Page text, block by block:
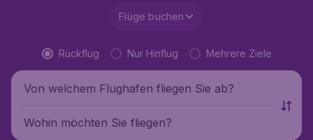
Flüge buchen
Rückflug Nur Hinflug Mehrere Ziele
Von welchem Flughafen fliegen Sie ab?
Wohin möchten Sie fliegen?